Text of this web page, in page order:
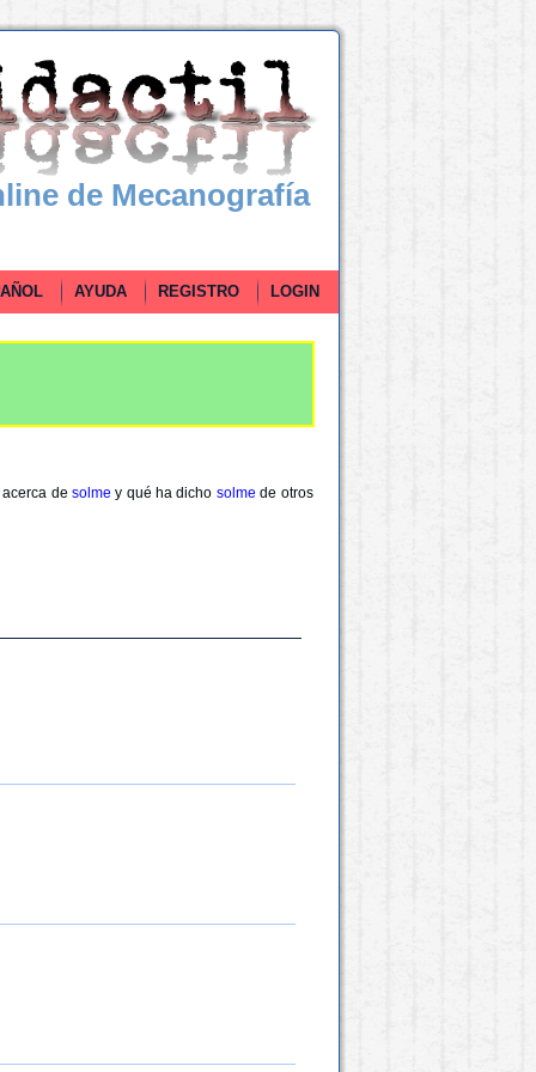
de Mecanografía
AYUDA REGISTRO LOGIN
de solme y qué ha dicho solme de otros